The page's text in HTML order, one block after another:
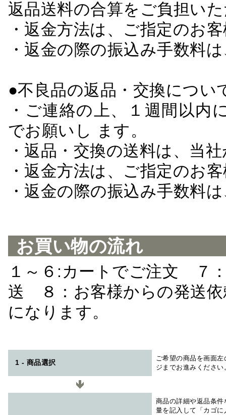
返品送料の合算をご負担い
・返金方法は、ご指定のお
・返金の際の振込み手数料
●不良品の返品・交換につい
・ご連絡の上、１週間以
でお願いし ます。
・返品・交換の送料は、当
・返金方法は、ご指定のお
・返金の際の振込み手数料
お買い物の流れ
１～６:カートでご注文 ７
送 ８：お客様からの発送
になります。
1 - 商品選択
ご希望の商品を画面
ジまでお進みください
商品の詳細や返品条
量を記入して「カゴ